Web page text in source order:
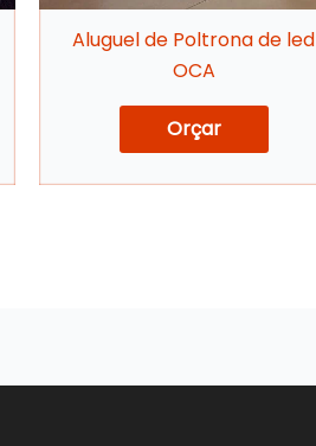
Aluguel de Poltrona de led
OCA
Orçar